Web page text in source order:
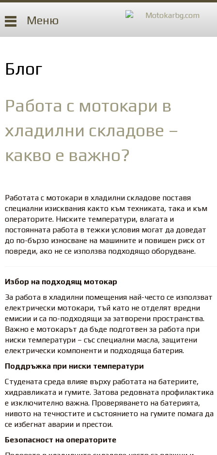
Меню
Блог
Работа с мотокари в
хладилни складове –
какво е важно?
Работата с мотокари в хладилни складове поставя
специални изисквания както към техниката, така и към
операторите. Ниските температури, влагата и
постоянната работа в тежки условия могат да доведат
до по-бързо износване на машините и повишен риск от
повреди, ако не се използва подходящо оборудване.
Избор на подходящ мотокар
За работа в хладилни помещения най-често се използват
електрически мотокари, тъй като не отделят вредни
емисии и са по-подходящи за затворени пространства.
Важно е мотокарът да бъде подготвен за работа при
ниски температури – със специални масла, защитени
електрически компоненти и подходяща батерия.
Поддръжка при ниски температури
Студената среда влияе върху работата на батериите,
хидравликата и гумите. Затова редовната профилактика
е изключително важна. Проверяването на батерията,
нивото на течностите и състоянието на гумите помага да
се избегнат аварии и престои.
Безопасност на операторите